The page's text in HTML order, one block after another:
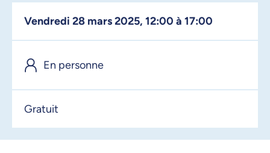
vendredi 28 mars 2025, 12:00 à 17:00
En personne
Gratuit